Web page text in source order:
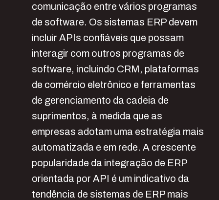
comunicação entre vários programas
de software. Os sistemas ERP devem
incluir APIs confiáveis que possam
interagir com outros programas de
software, incluindo CRM, plataformas
de comércio eletrônico e ferramentas
de gerenciamento da cadeia de
suprimentos, à medida que as
empresas adotam uma estratégia mais
automatizada e em rede. A crescente
popularidade da integração de ERP
orientada por API é um indicativo da
tendência de sistemas de ERP mais